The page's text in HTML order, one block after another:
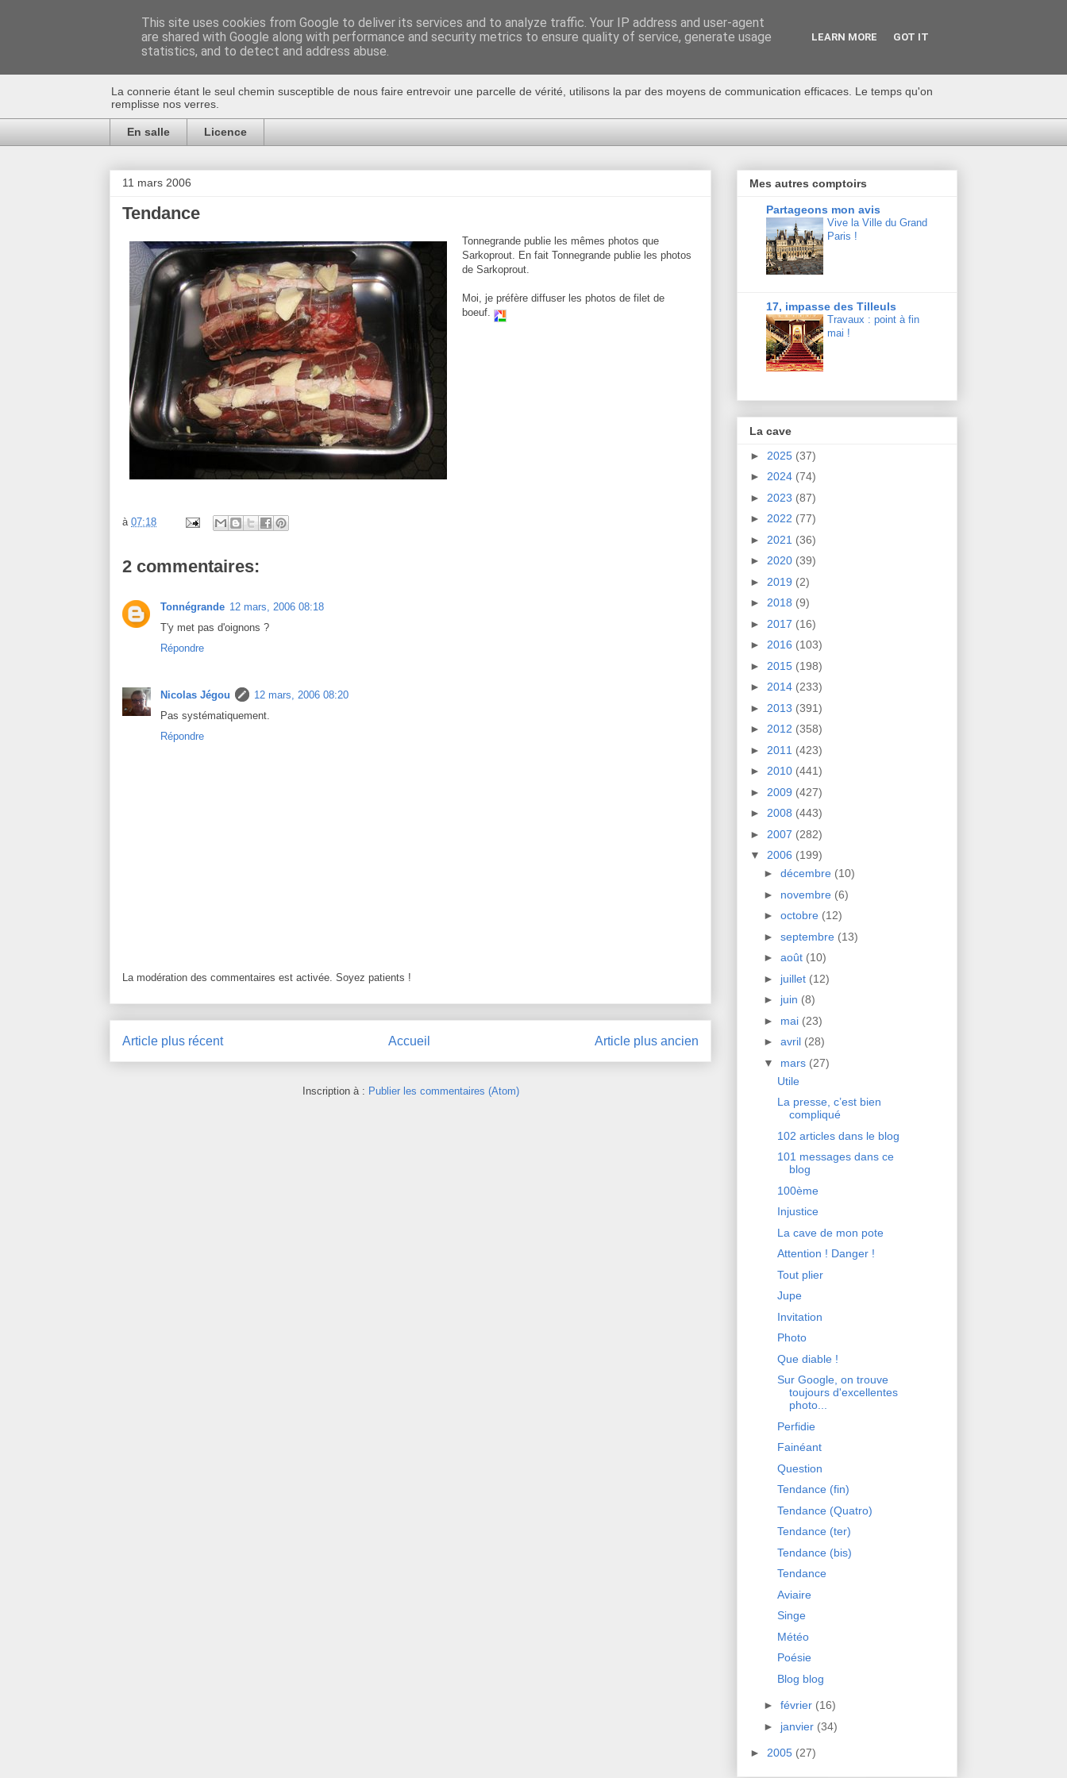
Au bistro !
La connerie étant le seul chemin susceptible de nous faire entrevoir une parcelle de vérité, utilisons la par des moyens de communication efficaces. Le temps qu'on
remplisse nos verres.
En salle Licence
11 mars 2006
Tendance
Tonnegrande publie les mêmes photos que
Sarkoprout. En fait Tonnegrande publie les photos
de Sarkoprout.
Moi, je préfère diffuser les photos de filet de
boeuf.
à 07:18
2 commentaires:
Tonnégrande 12 mars, 2006 08:18
T'y met pas d'oignons ?
Répondre
Nicolas Jégou
12 mars, 2006 08:20
Pas systématiquement.
Répondre
La modération des commentaires est activée. Soyez patients !
Article plus récent Article plus ancien
Accueil
Inscription à : Publier les commentaires (Atom)
Mes autres comptoirs
Partageons mon avis
Vive la Ville du Grand
Paris !
17, impasse des Tilleuls
Travaux : point à fin
mai !
La cave
► 2025 (37)
► 2024 (74)
► 2023 (87)
► 2022 (77)
► 2021 (36)
► 2020 (39)
► 2019 (2)
► 2018 (9)
► 2017 (16)
► 2016 (103)
► 2015 (198)
► 2014 (233)
► 2013 (391)
► 2012 (358)
► 2011 (423)
► 2010 (441)
► 2009 (427)
► 2008 (443)
► 2007 (282)
▼ 2006 (199)
► décembre (10)
► novembre (6)
► octobre (12)
► septembre (13)
► août (10)
► juillet (12)
► juin (8)
► mai (23)
► avril (28)
▼ mars (27)
Utile
La presse, c’est bien
compliqué
102 articles dans le blog
101 messages dans ce
blog
100ème
Injustice
La cave de mon pote
Attention ! Danger !
Tout plier
Jupe
Invitation
Photo
Que diable !
Sur Google, on trouve
toujours d'excellentes
photo...
Perfidie
Fainéant
Question
Tendance (fin)
Tendance (Quatro)
Tendance (ter)
Tendance (bis)
Tendance
Aviaire
Singe
Météo
Poésie
Blog blog
► février (16)
► janvier (34)
► 2005 (27)
This site uses cookies from Google to deliver its services and to analyze traffic. Your IP address and user-agent
are shared with Google along with performance and security metrics to ensure quality of service, generate usage
statistics, and to detect and address abuse.
LEARN MORE GOT IT